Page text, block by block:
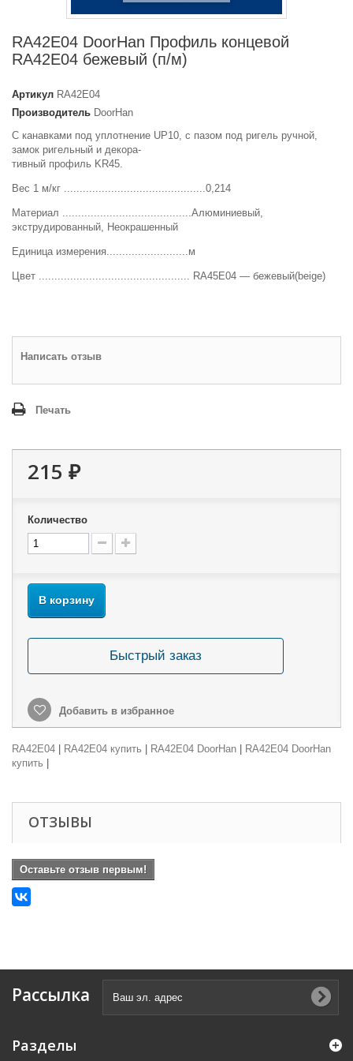
RA42E04 DoorHan Профиль концевой
RA42E04 бежевый (п/м)
Артикул RA42E04
Производитель DoorHan
С канавками под уплотнение UP10, с пазом под ригель ручной,
замок ригельный и декора-
тивный профиль KR45.
Вес 1 м/кг .............................................0,214
Материал .........................................Алюминиевый,
экструдированный, Неокрашенный
Единица измерения..........................м
Цвет ................................................ RA45E04 — бежевый(beige)
Написать отзыв
Печать
215 ₽
Количество
В корзину
Быстрый заказ
Добавить в избранное
RA42E04 RA42E04 купить RA42E04 DoorHan
RA42E04 DoorHan
купить
ОТЗЫВЫ
Оставьте отзыв первым!
Рассылка
Разделы